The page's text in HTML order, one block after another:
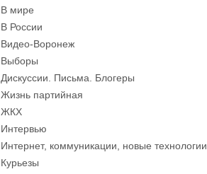
В мире
В России
Видео-Воронеж
Выборы
Дискуссии. Письма. Блогеры
Жизнь партийная
ЖКХ
Интервью
Интернет, коммуникации, новые технологии
Курьезы